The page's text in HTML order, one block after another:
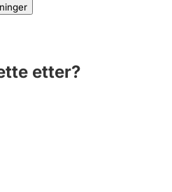
etter?